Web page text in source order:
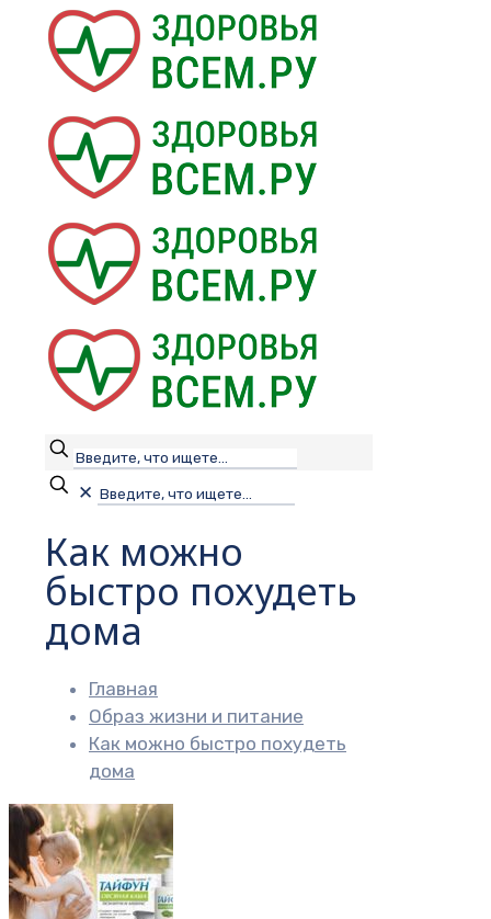
✕
Как можно
быстро похудеть
дома
Главная
Образ жизни и питание
Как можно быстро похудеть
дома